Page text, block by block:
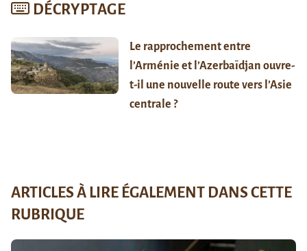
DÉCRYPTAGE
Le rapprochement entre
l’Arménie et l’Azerbaïdjan ouvre-
t-il une nouvelle route vers l’Asie
centrale ?
ARTICLES À LIRE ÉGALEMENT DANS CETTE
RUBRIQUE